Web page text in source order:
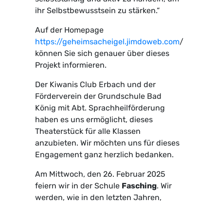
ihr Selbstbewusstsein zu stärken.“
Auf der Homepage
https://geheimsacheigel.jimdoweb.com/
können Sie sich genauer über dieses
Projekt informieren.
Der Kiwanis Club Erbach und der
Förderverein der Grundschule Bad
König mit Abt. Sprachheilförderung
haben es uns ermöglicht, dieses
Theaterstück für alle Klassen
anzubieten. Wir möchten uns für dieses
Engagement ganz herzlich bedanken.
Am Mittwoch, den 26. Februar 2025
feiern wir in der Schule Fasching. Wir
werden, wie in den letzten Jahren,